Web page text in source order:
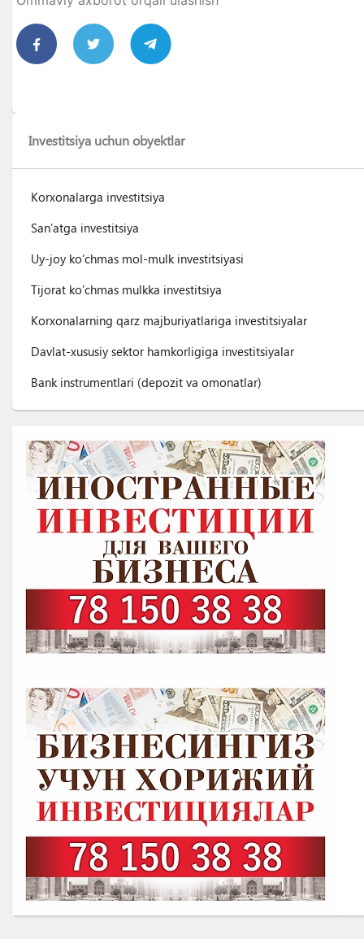
Investitsiya uchun obyektlar
Korxonalarga investitsiya
San’atga investitsiya
Uy-joy ko’chmas mol-mulk investitsiyasi
Tijorat ko’chmas mulkka investitsiya
Korxonalarning qarz majburiyatlariga investitsiyalar
Davlat-xususiy sektor hamkorligiga investitsiyalar
Bank instrumentlari (depozit va omonatlar)